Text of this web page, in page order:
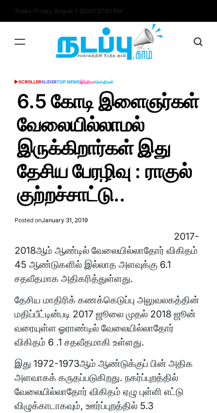
Today: Friday, August 7 20261:57:02 PM
POSTED
SCROLLERSLIDERTOP NEWSஇந்தியாசெய்திகள்
6.5 கோடி இளைஞர்கள்
வேலையில்லாமல்
இருக்கிறார்கள் இது
தேசிய பேரழிவு : ராகுல்
குற்றச்சாட்டு..
Posted onJanuary 31, 2019
2017-
2018ஆம் ஆண்டில் வேலையில்லாதோர் விகிதம்
45 ஆண்டுகளில் இல்லாத அளவுக்கு 6.1
சதவீதமாக அதிகரித்துள்ளது.
தேசிய மாதிரிக் கணக்கெடுப்பு அலுவலகத்தின்
மதிப்பீட்டின்படி 2017 ஜூலை முதல் 2018 ஜூன்
வரையுள்ள ஓராண்டில் வேலையில்லாதோர்
விகிதம் 6 .1 சதவீதமாகி உள்ளது.
இது 1972-1973ஆம் ஆண்டுக்குப் பின் அதிக
அளவாகக் கருதப்படுகிறது. நகர்ப்புறத்தில்
வேலையில்லாதோர் விகிதம் ஏழு புள்ளி எட்டு
விழுக்காடாகவும், ஊர்ப்புறத்தில் 5.3